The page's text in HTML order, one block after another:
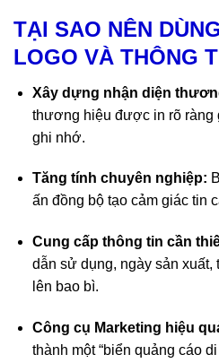
TẠI SAO NÊN
LOGO VÀ THÔNG
Xây dựng nhận diện
thương hiệu được in rõ ràng
ghi nhớ.
Tăng tính chuyên nghiệp:
ấn đồng bộ tạo cảm giác tin
Cung cấp thông tin cần
dẫn sử dụng, ngày sản
lên bao bì.
Công cụ Marketing hiệu
thành một “biển quảng cáo